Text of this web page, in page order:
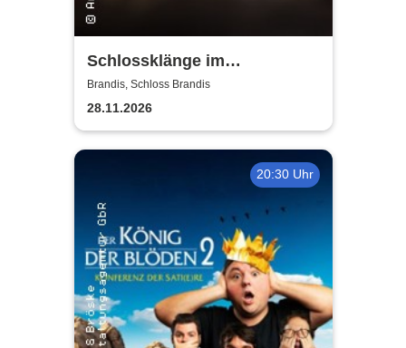
Schlossklänge im
Kerzenschein -
Adventskonzert
Brandis, Schloss Brandis
28.11.2026
20:30 Uhr